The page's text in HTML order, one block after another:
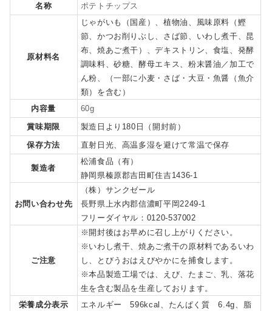
名称 ポテトチップス
原材料名
じゃがいも（国産）、植物油、風味原料（鰹
節、かつお削りぶし、さば節、いわし煮干、昆
布、焼あご煮干）、デキストリン、食塩、発酵
調味料、砂糖、酵母エキス、粉末醤油／加工で
ん粉、（一部に小麦・さば・大豆・魚醤（魚介
類）を含む）
内容量
60g
賞味期限
製造日より180日（開封前）
保存方法
直射日光、高温多湿を避けて常温で保存
製造者
松浦食品（有）
静岡県榛原郡吉田町住吉1436-1
お問い合わせ先
（株）サンクゼール
長野県上水内郡信濃町平岡2249-1
フリーダイヤル：0120-537002
ご注意
※開封後はお早めに召し上がりください。
※いわし煮干、焼あご煮干の原材料であるいわ
し、とびうおはえびやかにを捕食します。
※本品製造工場では、えび、たまご、乳、落花
生を含む製品を生産しております。
栄養成分表示
エネルギー 596kcal、たんぱく質 6.4g、脂